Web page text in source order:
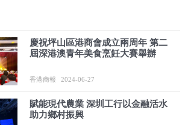
慶祝坪山區港商會成立兩周年 第二
屆深港澳青年美食烹飪大賽舉辦
香港商報 2024-06-27
賦能現代農業 深圳工行以金融活水
助力鄉村振興